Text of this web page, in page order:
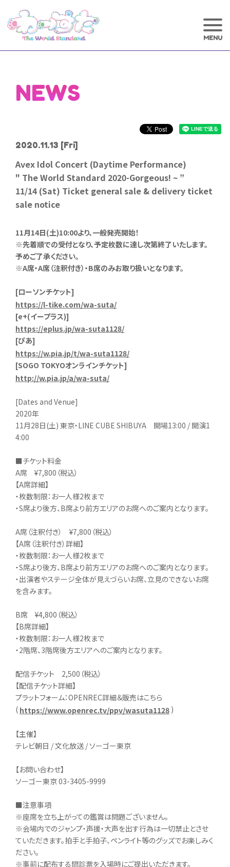
NEWS
2020.11.13 [Fri]
Avex Idol Concert (Daytime Performance)
" The World Standard 2020-Gorgeous! ~ ”
11/14 (Sat) Ticket general sale & delivery ticket
sale notice
11月14日(土)10:00より、一般発売開始！
※先着順での受付となり、予定枚数に達し次第終了いたします。
予めご了承ください。
※A席・A席（注釈付き）・B席のみお取り扱いとなります。
[ローソンチケット]
https://l-tike.com/wa-suta/
[e+(イープラス)]
https://eplus.jp/wa-suta1128/
[ぴあ]
https://w.pia.jp/t/wa-suta1128/
[SOGO TOKYOオンラインチケット]
http://w.pia.jp/a/wa-suta/
[Dates and Venue]
2020年
11月28日(土) 東京・LINE CUBE SHIBUYA 開場13:00 / 開演1
4:00
■チケット料金
A席 ¥7,800（税込）
【A席詳細】
・枚数制限：お一人様2枚まで
・S席より後方、B席より前方エリアのお席へのご案内となります。
A席（注釈付き） ¥7,800（税込）
【A席（注釈付き）詳細】
・枚数制限：お一人様2枚まで
・S席より後方、B席より前方エリアのお席へのご案内となります。
・出演者やステージ全体が見えづらいお席、立見のできないお席
を含みます。
B席 ¥4,800（税込）
【B席詳細】
・枚数制限：お一人様2枚まで
・2階席、3階席後方エリアへのご案内となります。
配信チケット 2,500（税込）
【配信チケット詳細】
プラットフォーム：OPENREC詳細＆販売はこちら
( https://www.openrec.tv/ppv/wasuta1128 )
【主催】
テレビ朝日 / 文化放送 / ソーゴー東京
【お問い合わせ】
ソーゴー東京 03-3405-9999
■注意事項
※座席を立ち上がっての鑑賞は問題ございません。
※会場内でのジャンプ・声援・大声を出す行為は一切禁止とさせ
ていただきます。拍手と手拍子、ペンライト等のグッズでお楽しみく
ださい。
※事前に配布する問診票を入場時にご提出いただきます。